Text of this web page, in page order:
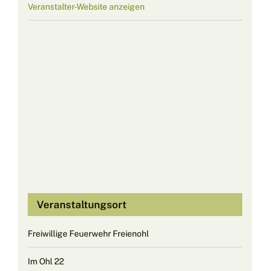
Veranstalter-Website anzeigen
Veranstaltungsort
Freiwillige Feuerwehr Freienohl
Im Ohl 22